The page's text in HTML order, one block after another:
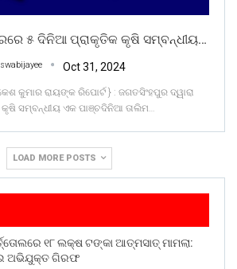
୫ ଦିନିଆ ପ୍ରାକୃତିକ କୃଷି ସମ୍ବନ୍ଧୀୟ…
Oct 31, 2024
କୁମାର ରାୟଙ୍କ ରିପୋର୍ଟ } : ଜଗତସିଂହପୁର ଦ୍ୱାରା
ସମ୍ବନ୍ଧୀୟ ଏକ ପାଞ୍ଚଦିନିଆ ତାଲିମ…
LOAD MORE POSTS
୧୮ ଲକ୍ଷ ଟଙ୍କା ଆତ୍ମସାତ୍ ମାମଲା:
ଅଭିଯୁକ୍ତ ଗିରଫ